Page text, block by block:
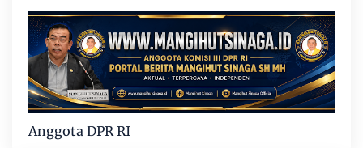
Anggota DPR RI